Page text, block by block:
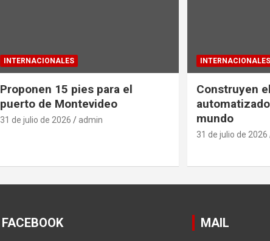
INTERNACIONALES
Proponen 15 pies para el
puerto de Montevideo
31 de julio de 2026 admin
INTERNACIONALES
Construyen
mundo
31 de julio de 2026
FACEBOOK MAIL